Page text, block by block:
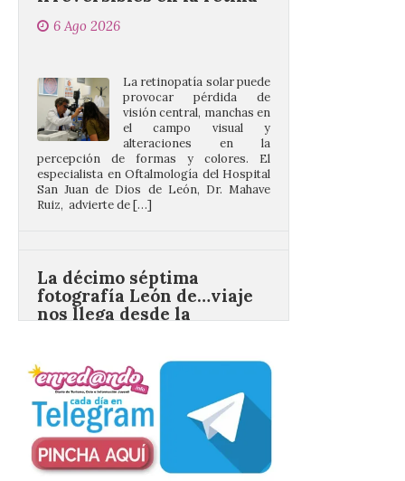
el campo visual y
alteraciones en la
percepción de formas y colores. El
especialista en Oftalmología del Hospital
San Juan de Dios de León, Dr. Mahave
Ruiz, advierte de […]
nos llega desde la
carretera CL 626 con
motivo de la marcha en
defensa de FEVE
Nueva edición de León
de…viaje. Una iniciativa
organizado por la sección
juvenil de la Asociación
Enróllate, la Asociación